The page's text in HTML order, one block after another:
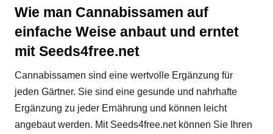
Wie man Cannabissamen auf
einfache Weise anbaut und erntet
mit Seeds4free.net
Cannabissamen sind eine wertvolle Ergänzung für
jeden Gärtner. Sie sind eine gesunde und nahrhafte
Ergänzung zu jeder Ernährung und können leicht
angebaut werden. Mit Seeds4free.net können Sie Ihren